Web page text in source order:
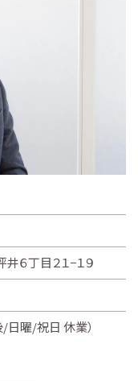
６丁目２１−１９
日曜/祝日 休業）